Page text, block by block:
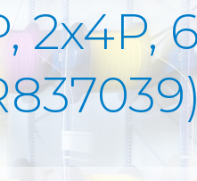
2x4P,